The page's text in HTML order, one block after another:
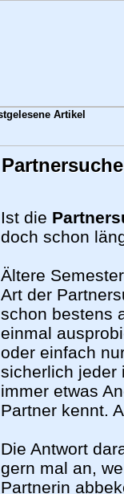
Ist die
doch schon
Ältere
Art der
schon bestens
einmal
oder einfach
sicherlich jeder
immer etwas
Partner kennt.
Die Antwort
gern mal an,
Partnerin